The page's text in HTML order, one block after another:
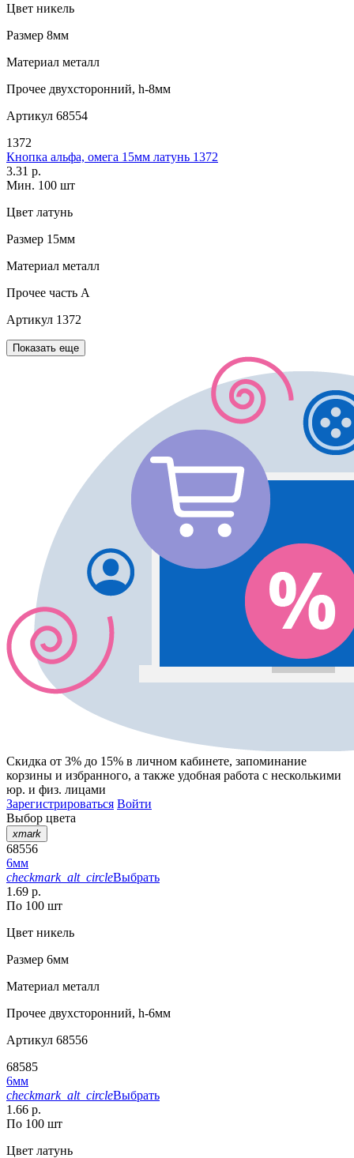
Цвет никель
Размер 8мм
Материал металл
Прочее двухсторонний, h-8мм
Артикул 68554
1372
Кнопка альфа, омега 15мм латунь 1372
3.31 р.
Мин. 100 шт
Цвет латунь
Размер 15мм
Материал металл
Прочее часть A
Артикул 1372
Показать еще
Скидка от 3% до 15% в личном кабинете, запоминание
корзины и избранного, а также удобная работа с несколькими
юр. и физ. лицами
Зарегистрироваться Войти
Выбор цвета
xmark
68556
6мм
checkmark_alt_circleВыбрать
1.69 р.
По 100 шт
Цвет никель
Размер 6мм
Материал металл
Прочее двухсторонний, h-6мм
Артикул 68556
68585
6мм
checkmark_alt_circleВыбрать
1.66 р.
По 100 шт
Цвет латунь